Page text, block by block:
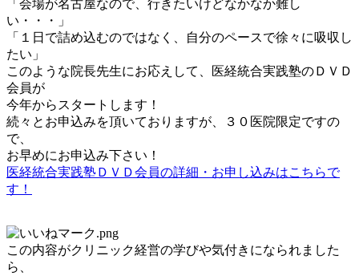
「会場が名古屋なので、行きたいけどなかなか難し
い・・・」
「１日で詰め込むのではなく、自分のペースで徐々に吸収し
たい」
このような院長先生にお応えして、医経統合実践塾のＤＶＤ
会員が
今年からスタートします！
続々とお申込みを頂いておりますが、３０医院限定ですの
で、
お早めにお申込み下さい！
医経統合実践塾ＤＶＤ会員の詳細・お申し込みはこちらで
す！
この内容がクリニック経営の学びや気付きになられました
ら、